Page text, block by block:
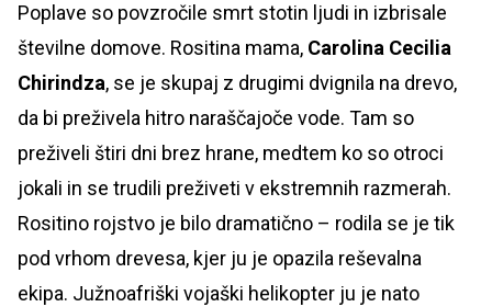
Poplave so povzročile smrt stotin ljudi in izbrisale
številne domove. Rositina mama, Carolina Cecilia
Chirindza, se je skupaj z drugimi dvignila na drevo,
da bi preživela hitro naraščajoče vode. Tam so
preživeli štiri dni brez hrane, medtem ko so otroci
jokali in se trudili preživeti v ekstremnih razmerah.
Rositino rojstvo je bilo dramatično – rodila se je tik
pod vrhom drevesa, kjer ju je opazila reševalna
ekipa. Južnoafriški vojaški helikopter ju je nato